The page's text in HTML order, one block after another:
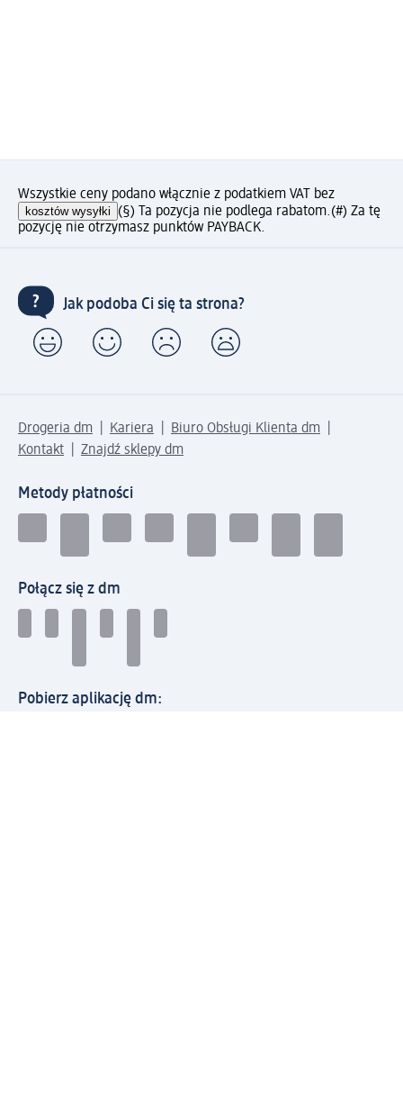
Wszystkie ceny podano włącznie z podatkiem VAT bez
kosztów wysyłki (§) Ta pozycja nie podlega rabatom.(#) Za tę
pozycję nie otrzymasz punktów PAYBACK.
Jak podoba Ci się ta strona?
Drogeria dm Kariera
Biuro Obsługi Klienta dm
Kontakt
Znajdź sklepy dm
Metody płatności
Połącz się z dm
Pobierz aplikację dm: